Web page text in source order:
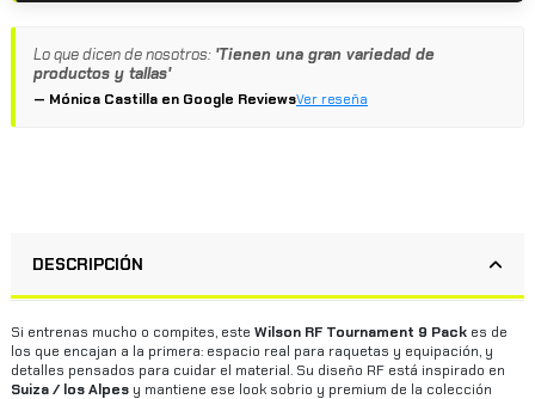
Lo que dicen de nosotros: 'Tienen una gran variedad de
productos y tallas'
— Mónica Castilla en Google ReviewsVer reseña
DESCRIPCIÓN
Si entrenas mucho o compites, este Wilson RF Tournament 9 Pack es de
los que encajan a la primera: espacio real para raquetas y equipación, y
detalles pensados para cuidar el material. Su diseño RF está inspirado en
Suiza / los Alpes y mantiene ese look sobrio y premium de la colección